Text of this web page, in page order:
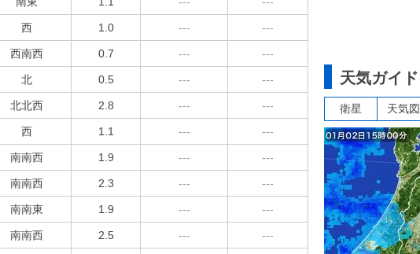
西 1.0 --- ---
西南西 0.7 --- ---
北 0.5 --- ---
北北西 2.8 --- ---
西 1.1 --- ---
南南西 1.9 --- ---
南南西 2.3 --- ---
南南東 1.9 --- ---
南南西 2.5 --- ---
天気ガイド
衛星 天気図